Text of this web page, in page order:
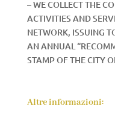
– WE COLLECT THE
ACTIVITIES AND
NETWORK, ISSUING
AN ANNUAL
STAMP OF THE CITY
Altre informazioni: